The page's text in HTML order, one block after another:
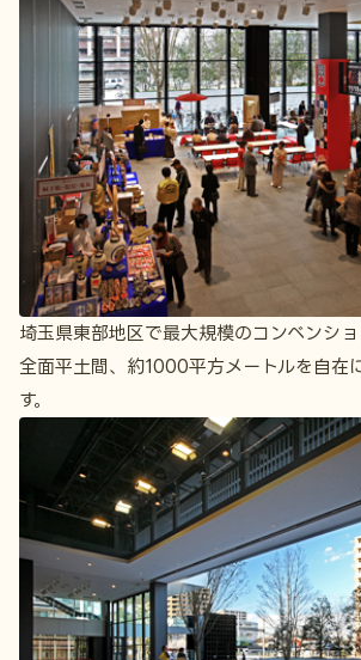
埼玉県東部地区で最大規模のコンベンシ
全面平土間、約1000平方メートルを自在
す。